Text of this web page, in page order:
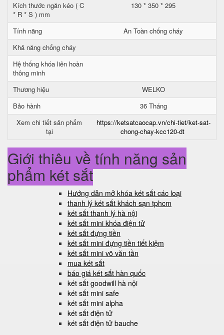
Kích thước ngăn kéo ( C
* R * S ) mm
130 * 350 * 295
Tính năng
An Toàn chống cháy
Khả năng chống cháy
Hệ thống khóa liên hoàn
thông minh
Thương hiệu
WELKO
Bảo hành
36 Tháng
Xem chi tiết sản phẩm
tại
https://ketsatcaocap.vn/chi-tiet/ket-sat-
chong-chay-kcc120-dt
Giới thiệu về tính năng sản
phẩm két sắt
Hướng dẫn mở khóa két sắt các loại
thanh lý két sắt khách sạn tphcm
két sắt thanh lý hà nội
két sắt mini khóa điện tử
két sắt đựng tiền
két sắt mini đựng tiền tiết kiệm
két sắt mini võ văn tần
mua két sắt
báo giá két sắt hàn quốc
két sắt goodwill hà nội
két sắt mini safe
két sắt mini alpha
két sắt điện tử
két sắt điện tử bauche